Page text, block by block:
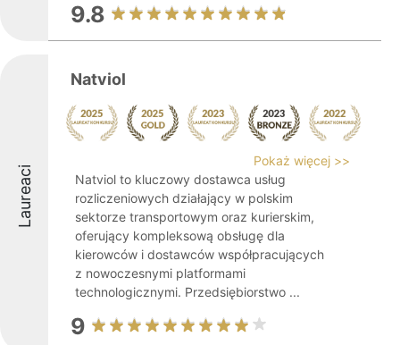
9.8
Laureaci
Natviol
Pokaż więcej >>
Natviol to kluczowy dostawca usług
rozliczeniowych działający w polskim
sektorze transportowym oraz kurierskim,
oferujący kompleksową obsługę dla
kierowców i dostawców współpracujących
z nowoczesnymi platformami
technologicznymi. Przedsiębiorstwo ...
9